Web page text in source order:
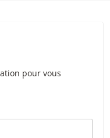
pour vous